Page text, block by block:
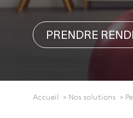
PRENDRE
Accueil Nos solutions